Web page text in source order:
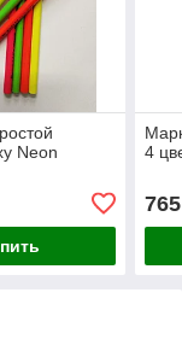
Neon
4
765